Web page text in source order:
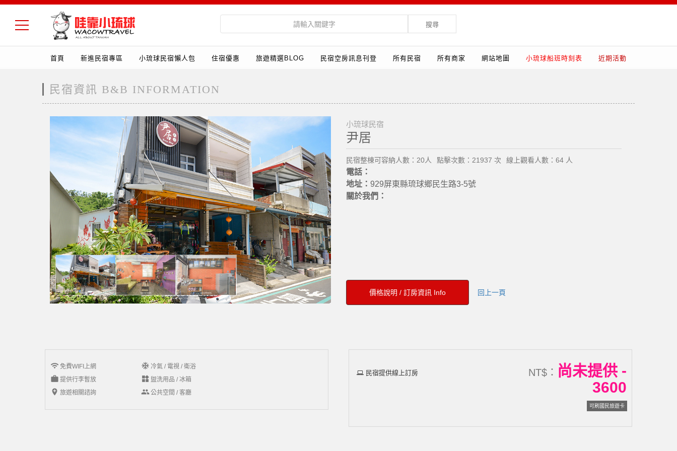
搜尋
首頁 新進民宿專區 小琉球民宿懶人包 住宿優惠 旅遊精選BLOG 民宿空房訊息刊登 所有民宿 所有商家 網站地圖 小琉球船班時刻表 近期活動
民宿資訊 B&B INFORMATION
小琉球民宿
尹居
民宿整棟可容納人數：20人 點擊次數：21937 次 線上觀看人數：64 人
電話：
地址： 929屏東縣琉球鄉民生路3-5號
關於我們：
價格說明 / 訂房資訊 Info 回上一頁
wifi 免費WIFI上網
work 提供行李暫放
add_location 旅遊相關諮詢
ac_unit 冷氣 / 電視 / 衛浴
widgets 盥洗用品 / 冰箱
group公共空間 / 客廳
民宿提供線上訂房 NT$： 尚未提供 -
3600
可刷國民旅遊卡